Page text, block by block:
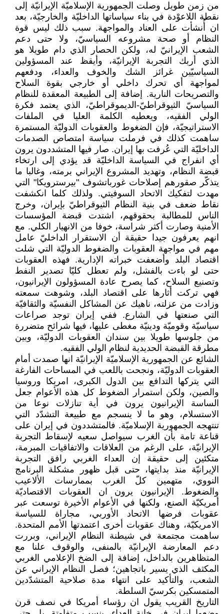
من زمن طويل وصلت الجمهورية الإسلاميّة الإيرانيّة إلى
نقطة اللاعوْدة في بناء سياساتها الداخليّة والخارجيّة، بعد
ان أُنشأت على العناد والمواجهة. سبب ذلك ليس قوة
النظام أو صحة مشروعه السياسيّ، ولا حتى دعم
الشعب الإيرانيّ له، ولكن الحصار الذي دام طويلا هو
الذي أربك التجربة الإيرانيّة، وأيقظ عند المسؤولين
السياسيّين غرائز الشك والخوف والعداء، ودفعهم
لمواجهة أي تحرك داخلي أو خارجي بقوة السلاح
والتصريحات النارية. إضافة إلى الطبيعة المعقدة للنظام
السياسيّ الثيوقراطيّ-الديموقراطيّ، الذي يعتمد فكرة
الولي الفقيه، ويعطيه الكلمة العليا في الملفات
الاستراتيجيّة، فإن الضغوط والعقوبات الدوليّة المستمرة
ساهمت كذلك في فرملت سياسة امتصاص الصدمات
الداخليّة التي عُرفت بها إيران. صار فيها المتشددون يرون
أي انفراج في السياسة الداخليّة قد يؤدي إلى ارتخاء
قبضة النظام، وتهديد المشروع الإيراني برمته، وغالبا ما
يتذكّر صقورهم إصلاحات غورباتشوف "بيرسترويكا" التي
مهدت لتفكيك الاتحاد السوفيتي. ولذلك كلما انكشفت
نقاط ضعف في بنية النظام الثيوقراطيّ بإيران، وخرج
الناس للمطالبة بحقوقهم، اشتدت قبضة المؤسسات
الأمنية وصارت أكثر شراسة، خوفا من الانهيار الكلي. مع
انهم يعرفون جيدا حقيقة أن الاستقرار الداخليّ عامل
مهم في مواجهة العقوبات والضغوط الدوليّة التي شلت
اقتصاد البلد وأضعفت خبراته الإدارية. فهذه العقوبات
حتى لو باءت بالفشل، ولم تعطل كليّا تصدير النفط
وتصنيع السلاح، كما يصرح عادة المسؤولون الإيرانيون،
فهي تركت أثارها على اقتصاد البلد، وشوهت سمعته
وزادت من عزلته، ناهيك عن المشاكل النفسيّة والثقافيّة
التي صنعتها في الشارع. ففي إيران توجد صراعات
سياسيّة وقوميّة ودينيّة مغطى عليها، فيها شرائح متضررة
من جلوسها طويلا بين سندان العقوبات الدوليّة، وبين
مطرقة القبضة الحديدية لنظام الولي الفقيه.
الشائع عن الجمهورية الإسلاميّة الإيرانيّة انها صمدت أمام
العقوبات الدوليّة، ونجحت باللعب في المساحات الفارغة
التي يتركها التدافع بين الدول الكبرى، امريكا وروسيا
والصين، ولكن استمرار الضغوط كل هذه الأعوام جعل
الساسة الإيرانيون يرون في أية تنازلات نوعا من
الاستسلام، وهو ما لا ينسجم مع طبيعة التشدّد التي
تنتهجه الجمهورية الإسلاميّة. فالمتشددون في إيران على
قناعة تامة بأن الغرب سيواصل سعيه لإسقاط التجربة
الإيرانيّة، على الرغم من العلاقات والاتفاقيات المبرمة،
متكئين إلى حقيقة إن العداء الغربي رافق التجربة
الإيرانيّة منذ بدايتها، حتى قبل ظهور مشكلة البرنامج
النووي، متهمين كلّ الغرب بممارسات الألاعيب
والضغوط. الإيرانيون يرون ان العقوبات الاقتصاديّة
أمريكيّة الصنع، ولكنها في الأعوام الأخيرة توسعت عبر
عقوبات فرضها الاتحاد الأوربي، مجاراة للسياسة
الامريكيّة، وهناك عقوبات أخرى اعتمدتها الأمم المتحدة.
ساهمت مجتمعة في شيطنة النظام الإيراني، وبررت
دعم المعارضة الإيرانيّة بالمنفى، والوقوف علنا مع
المتظاهرين بالداخل، إضافة إلى الضخ الإعلامي الغربي
المكثف الذي يسير باتجاهين؛ فصل النظام الإيراني عن
الشعب، والتأكيد على انتهاء مدة صلاحية المتشدّدين
المتمسكين بكرسيّ السلطة.
التاريخ القريب يقول ان رؤساء أمريكا في نصف قرن